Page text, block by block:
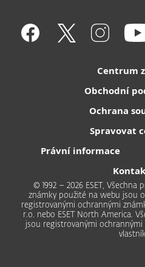
Centrum
Obchodní
Ochrana
Spravovat
Právní informace
© 1992 – 2026 ESET, Všechna
známky použité na webu jsou
registrovanými ochrannými
r.o. nebo ESET North America.
jsou registrovanými